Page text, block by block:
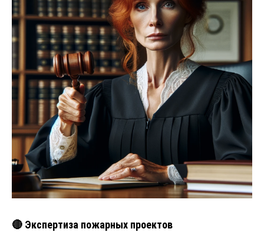
🔴 Экспертиза пожарных проектов